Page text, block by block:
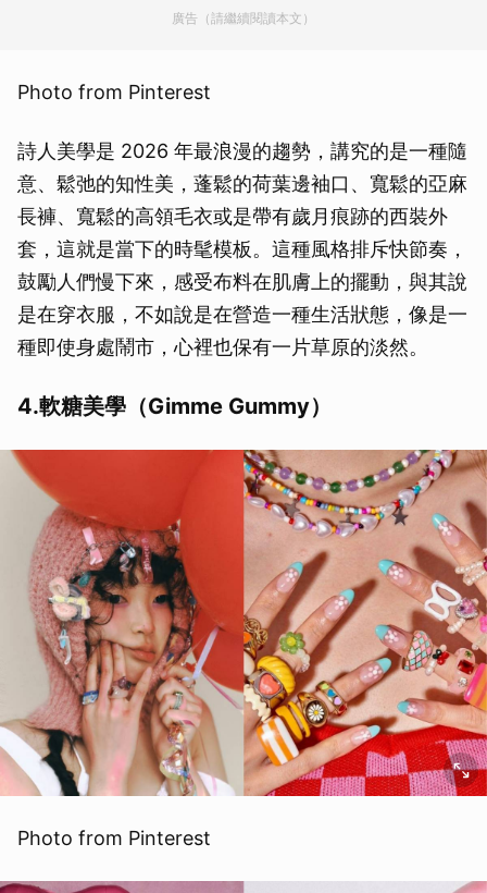
廣告（請繼續閱讀本文）
Photo from Pinterest
詩人美學是 2026 年最浪漫的趨勢，講究的是一種隨
意、鬆弛的知性美，蓬鬆的荷葉邊袖口、寬鬆的亞麻
長褲、寬鬆的高領毛衣或是帶有歲月痕跡的西裝外
套，這就是當下的時髦模板。這種風格排斥快節奏，
鼓勵人們慢下來，感受布料在肌膚上的擺動，與其說
是在穿衣服，不如說是在營造一種生活狀態，像是一
種即使身處鬧市，心裡也保有一片草原的淡然。
4.軟糖美學（Gimme Gummy）
Photo from Pinterest